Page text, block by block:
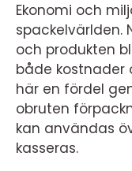
Ekonomi och
spackelvärlden.
och produkten
både kostnader
här en fördel
obruten
kan användas
kasseras.